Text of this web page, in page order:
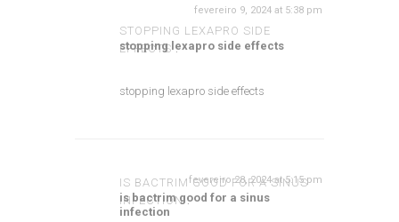
STOPPING LEXAPRO SIDE
EFFECTS:
fevereiro 9, 2024 at 5:38 pm
stopping lexapro side effects
stopping lexapro side effects
IS BACTRIM GOOD FOR A SINUS
INFECTION:
fevereiro 28, 2024 at 5:15 pm
is bactrim good for a sinus
infection